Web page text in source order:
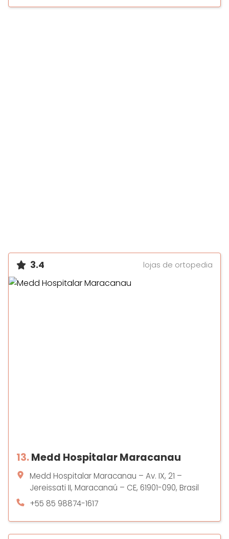
3.4 lojas de ortopedia
13.Medd Hospitalar Maracanau
Medd Hospitalar Maracanau – Av. IX, 21 –
Jereissati II, Maracanaú – CE, 61901-090, Brasil
+55 85 98874-1617